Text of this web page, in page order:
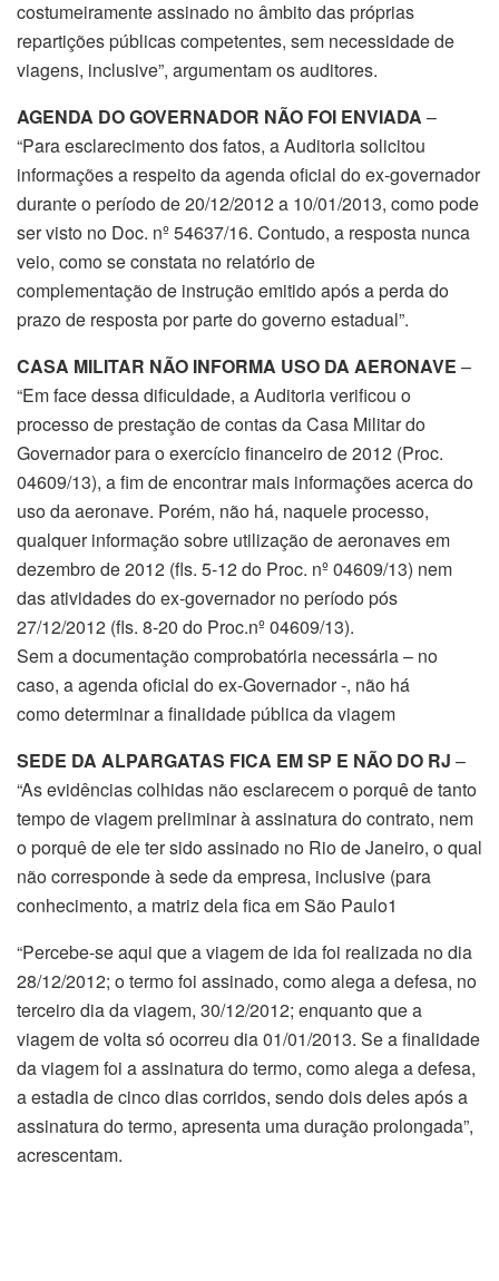
costumeiramente assinado no âmbito das próprias
repartições públicas competentes, sem necessidade de
viagens, inclusive”, argumentam os auditores.
AGENDA DO GOVERNADOR NÃO FOI ENVIADA –
“Para esclarecimento dos fatos, a Auditoria solicitou
informações a respeito da agenda oficial do ex-governador
durante o período de 20/12/2012 a 10/01/2013, como pode
ser visto no Doc. nº 54637/16. Contudo, a resposta nunca
veio, como se constata no relatório de
complementação de instrução emitido após a perda do
prazo de resposta por parte do governo estadual”.
CASA MILITAR NÃO INFORMA USO DA AERONAVE –
“Em face dessa dificuldade, a Auditoria verificou o
processo de prestação de contas da Casa Militar do
Governador para o exercício financeiro de 2012 (Proc.
04609/13), a fim de encontrar mais informações acerca do
uso da aeronave. Porém, não há, naquele processo,
qualquer informação sobre utilização de aeronaves em
dezembro de 2012 (fls. 5-12 do Proc. nº 04609/13) nem
das atividades do ex-governador no período pós
27/12/2012 (fls. 8-20 do Proc.nº 04609/13).
Sem a documentação comprobatória necessária – no
caso, a agenda oficial do ex-Governador -, não há
como determinar a finalidade pública da viagem
SEDE DA ALPARGATAS FICA EM SP E NÃO DO RJ –
“As evidências colhidas não esclarecem o porquê de tanto
tempo de viagem preliminar à assinatura do contrato, nem
o porquê de ele ter sido assinado no Rio de Janeiro, o qual
não corresponde à sede da empresa, inclusive (para
conhecimento, a matriz dela fica em São Paulo1
“Percebe-se aqui que a viagem de ida foi realizada no dia
28/12/2012; o termo foi assinado, como alega a defesa, no
terceiro dia da viagem, 30/12/2012; enquanto que a
viagem de volta só ocorreu dia 01/01/2013. Se a finalidade
da viagem foi a assinatura do termo, como alega a defesa,
a estadia de cinco dias corridos, sendo dois deles após a
assinatura do termo, apresenta uma duração prolongada”,
acrescentam.